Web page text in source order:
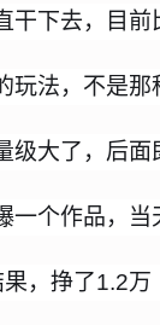
下去，目前
玩法，不是
级大了，后
个作品，当
，挣了1.2万